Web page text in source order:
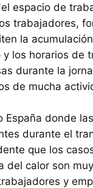
espacio de
trabajadores,
la
los horarios de
durante la
de mucha
España donde
durante el
que los
del calor son
y